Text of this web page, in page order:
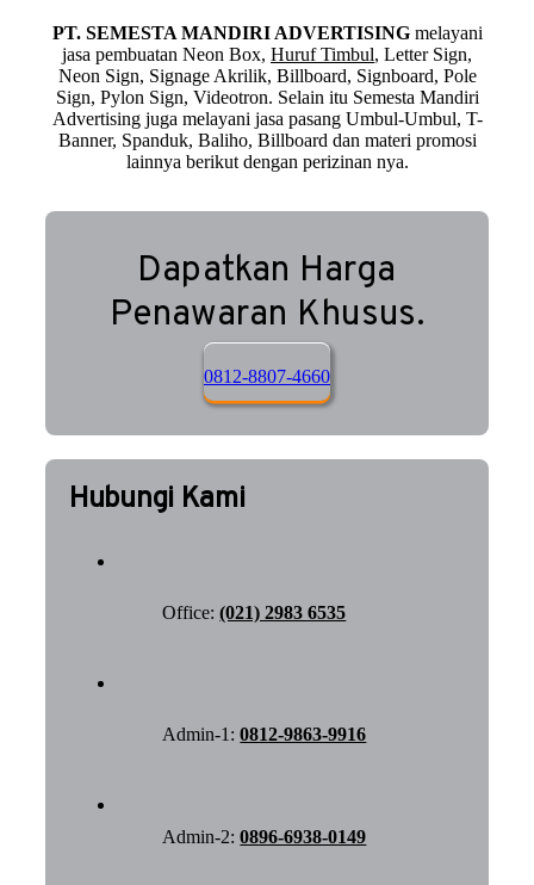
PT. SEMESTA MANDIRI ADVERTISINGmelayani
jasa pembuatan Neon Box, Huruf Timbul, Letter Sign,
Neon Sign, Signage Akrilik, Billboard, Signboard, Pole
Sign, Pylon Sign, Videotron. Selain itu Semesta Mandiri
Advertising juga melayani jasa pasang Umbul-Umbul, T-
Banner, Spanduk, Baliho, Billboard dan materi promosi
lainnya berikut dengan perizinan nya.
Dapatkan Harga
Penawaran Khusus.
0812-8807-4660
Hubungi Kami
Office:(021) 2983 6535
Admin-1:0812-9863-9916
Admin-2:0896-6938-0149